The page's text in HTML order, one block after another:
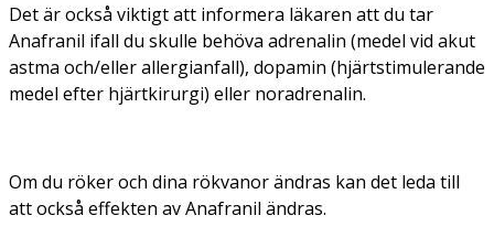
Det är också viktigt att informera läkaren att du tar
Anafranil ifall du skulle behöva adrenalin (medel vid akut
astma och/eller allergianfall), dopamin (hjärtstimulerande
medel efter hjärtkirurgi) eller noradrenalin.
Om du röker och dina rökvanor ändras kan det leda till
att också effekten av Anafranil ändras.